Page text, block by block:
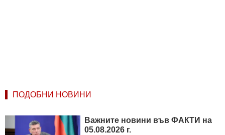
ПОДОБНИ НОВИНИ
Важните новини във ФАКТИ на
05.08.2026 г.